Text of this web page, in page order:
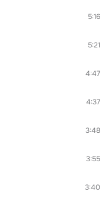
5:16
5:21
4:47
4:37
3:48
3:55
3:40